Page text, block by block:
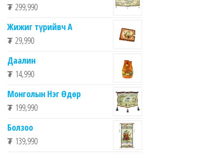
₮ 299,990
Жижиг түрийвч А
₮ 29,990
Даалин
₮ 14,990
Монголын Нэг Өдөр
₮ 199,990
Болзоо
₮ 139,990